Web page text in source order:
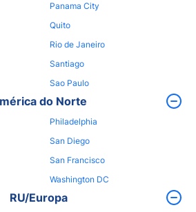
Panama City
Quito
Rio de Janeiro
Santiago
Sao Paulo
do Norte
Philadelphia
San Diego
San Francisco
Washington DC
RU/Europa